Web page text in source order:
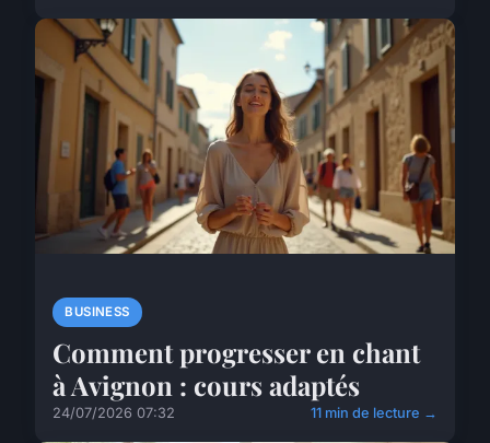
BUSINESS
Comment progresser en chant
à Avignon : cours adaptés
24/07/2026 07:32 11 min de lecture →